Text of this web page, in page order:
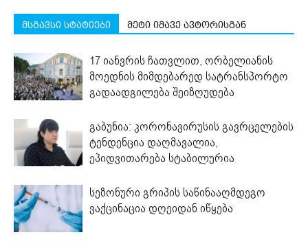
მსგავსი სტატიები მეტი იმავე ავტორისგან
17 იანვრის ჩათვლით, ორბელიანის
მოედნის მიმდებარედ სატრანსპორტო
გადაადგილება შეიზღუდება
გაბუნია: კორონავირუსის გავრცელების
ტენდენცია დაღმავალია,
ეპიდვითარება სტაბილურია
სეზონური გრიპის საწინააღმდეგო
ვაქცინაცია დღეიდან იწყება